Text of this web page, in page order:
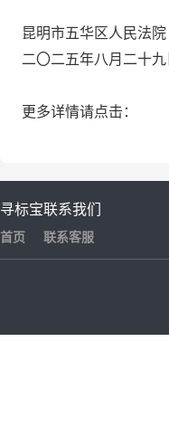
昆明市五华区人民法院
二〇二五年八 月 二十九
更多详情请点击：
寻标宝
首页
联系我们
联系客服